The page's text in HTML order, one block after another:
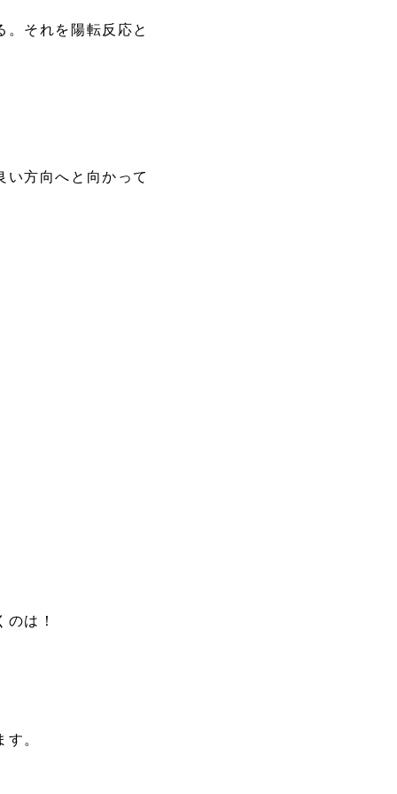
それを陽転反応と
い方向へと向かって
は！
。